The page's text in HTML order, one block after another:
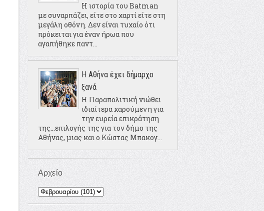
Η ιστορία του Batman
με συναρπάζει, είτε στο χαρτί είτε στη
μεγάλη οθόνη. Δεν είναι τυχαίο ότι
πρόκειται για έναν ήρωα που
αγαπήθηκε παντ...
Η Αθήνα έχει δήμαρχο
ξανά
Η Παραπολιτική νιώθει
ιδιαίτερα χαρούμενη για
την ευρεία επικράτηση
της...επιλογής της για τον δήμο της
Αθήνας, μιας και ο Κώστας Μπακογ...
Αρχείο